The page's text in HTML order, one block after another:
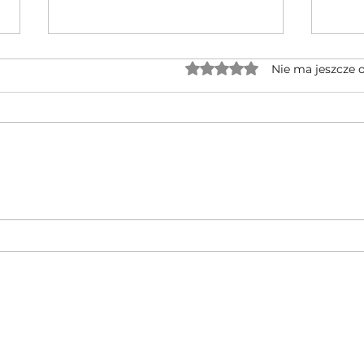
rebrandingu – czy warto na nie
Oceniono na 0 z 5Nie ma jeszcze